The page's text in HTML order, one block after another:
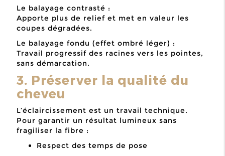
Le balayage contrasté :
Apporte plus de relief et met en valeur les
coupes dégradées.
Le balayage fondu (effet ombré léger) :
Travail progressif des racines vers les pointes,
sans démarcation.
3. Préserver la qualité du
cheveu
L’éclaircissement est un travail technique.
Pour garantir un résultat lumineux sans
fragiliser la fibre :
Respect des temps de pose